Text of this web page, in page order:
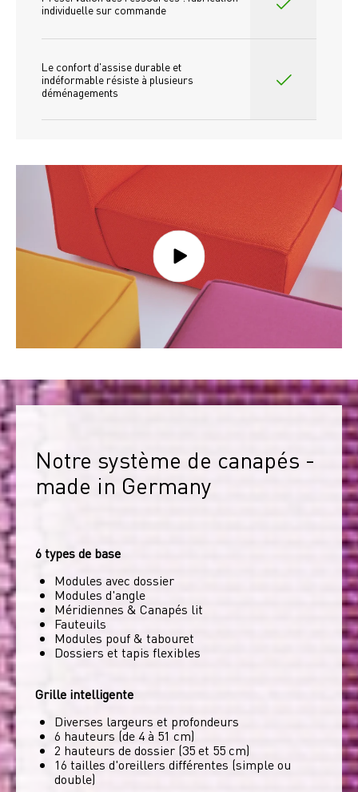
individuelle sur commande
Le confort d'assise durable et
indéformable résiste à plusieurs
déménagements
Notre système de canapés -
made in Germany
6 types de base
Modules avec dossier
Modules d'angle
Méridiennes & Canapés lit
Fauteuils
Modules pouf & tabouret
Dossiers et tapis flexibles
Grille intelligente
Diverses largeurs et profondeurs
6 hauteurs (de 4 à 51 cm)
2 hauteurs de dossier (35 et 55 cm)
16 tailles d'oreillers différentes (simple ou
double)